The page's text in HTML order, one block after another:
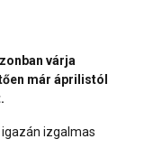
várja
már áprilistól
igazán izgalmas